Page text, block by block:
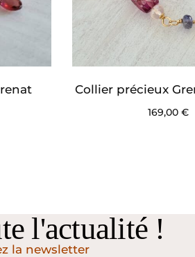
Collier précieux
169,00€
l'actualité !
la newsletter